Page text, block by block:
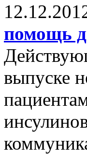
помощь
выпуске